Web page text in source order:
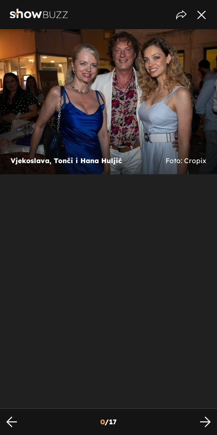
Vjekoslava, Tonči i Hana Huljić Foto: Cropix
0/17